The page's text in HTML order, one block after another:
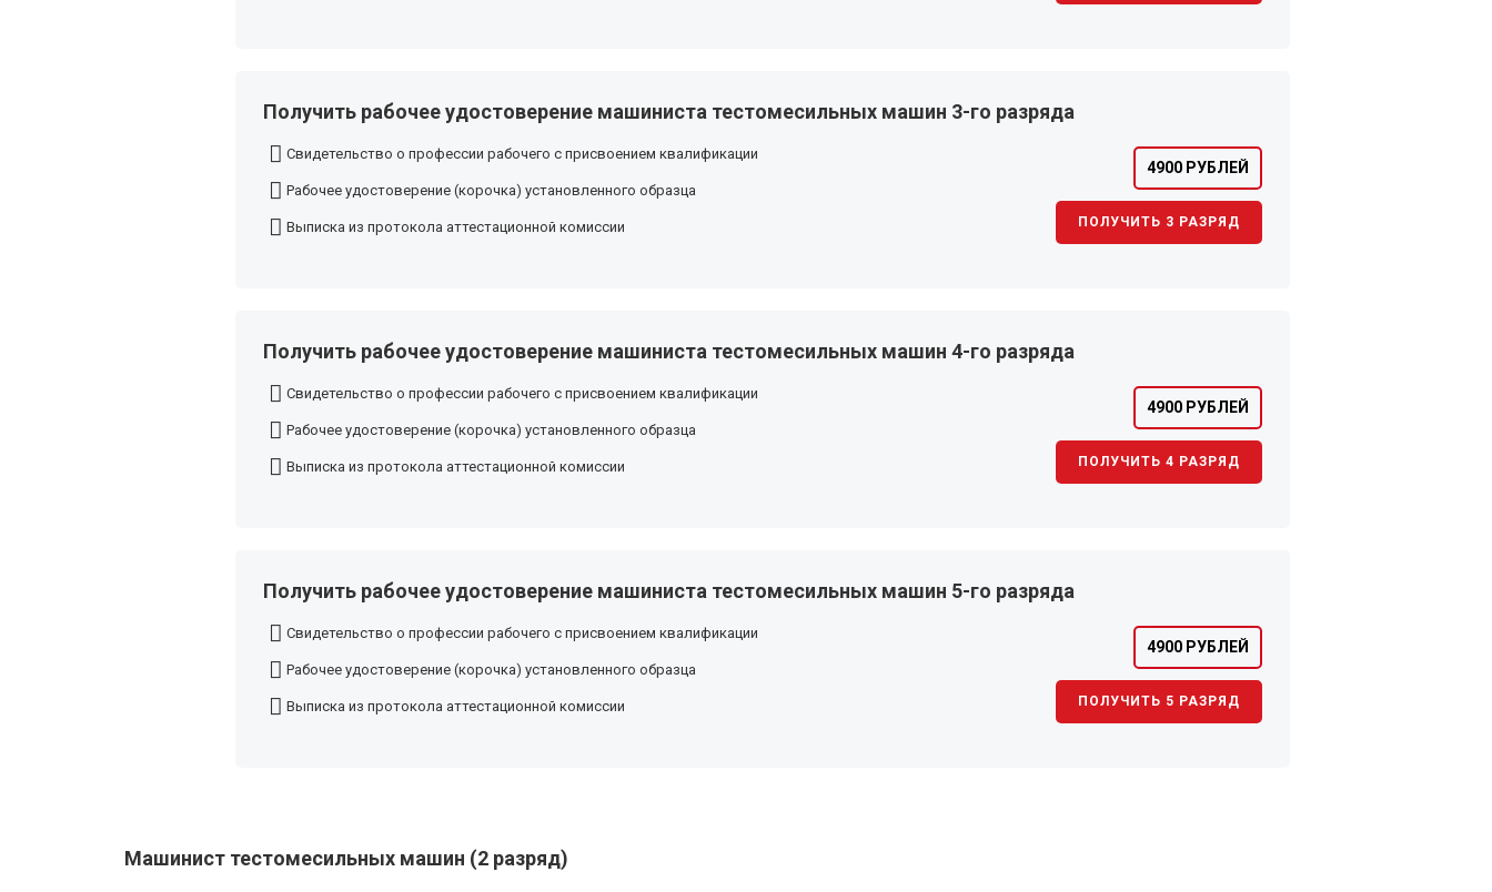
Получить рабочее удостоверение машиниста тестомесильных машин 3-го разряда
Свидетельство о профессии рабочего с присвоением квалификации
Рабочее удостоверение (корочка) установленного образца
Выписка из протокола аттестационной комиссии
4900 РУБЛЕЙ
ПОЛУЧИТЬ 3 РАЗРЯД
Получить рабочее удостоверение машиниста тестомесильных машин 4-го разряда
Свидетельство о профессии рабочего с присвоением квалификации
Рабочее удостоверение (корочка) установленного образца
Выписка из протокола аттестационной комиссии
4900 РУБЛЕЙ
ПОЛУЧИТЬ 4 РАЗРЯД
Получить рабочее удостоверение машиниста тестомесильных машин 5-го разряда
Свидетельство о профессии рабочего с присвоением квалификации
Рабочее удостоверение (корочка) установленного образца
Выписка из протокола аттестационной комиссии
4900 РУБЛЕЙ
ПОЛУЧИТЬ 5 РАЗРЯД
Машинист тестомесильных машин (2 разряд)